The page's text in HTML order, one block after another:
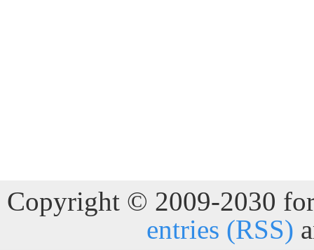
Copyright © 2009-2030
entries (RSS)